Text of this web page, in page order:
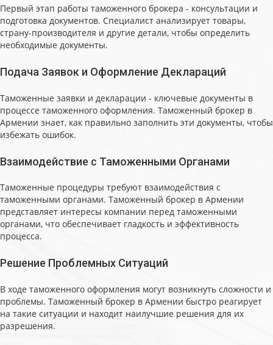
Первый этап работы таможенного брокера - консультации и
подготовка документов. Специалист анализирует товары,
страну-производителя и другие детали, чтобы определить
необходимые документы.
Подача Заявок и Оформление Деклараций
Таможенные заявки и декларации - ключевые документы в
процессе таможенного оформления. Таможенный брокер в
Армении знает, как правильно заполнить эти документы, чтобы
избежать ошибок.
Взаимодействие с Таможенными Органами
Таможенные процедуры требуют взаимодействия с
таможенными органами. Таможенный брокер в Армении
представляет интересы компании перед таможенными
органами, что обеспечивает гладкость и эффективность
процесса.
Решение Проблемных Ситуаций
В ходе таможенного оформления могут возникнуть сложности и
проблемы. Таможенный брокер в Армении быстро реагирует
на такие ситуации и находит наилучшие решения для их
разрешения.